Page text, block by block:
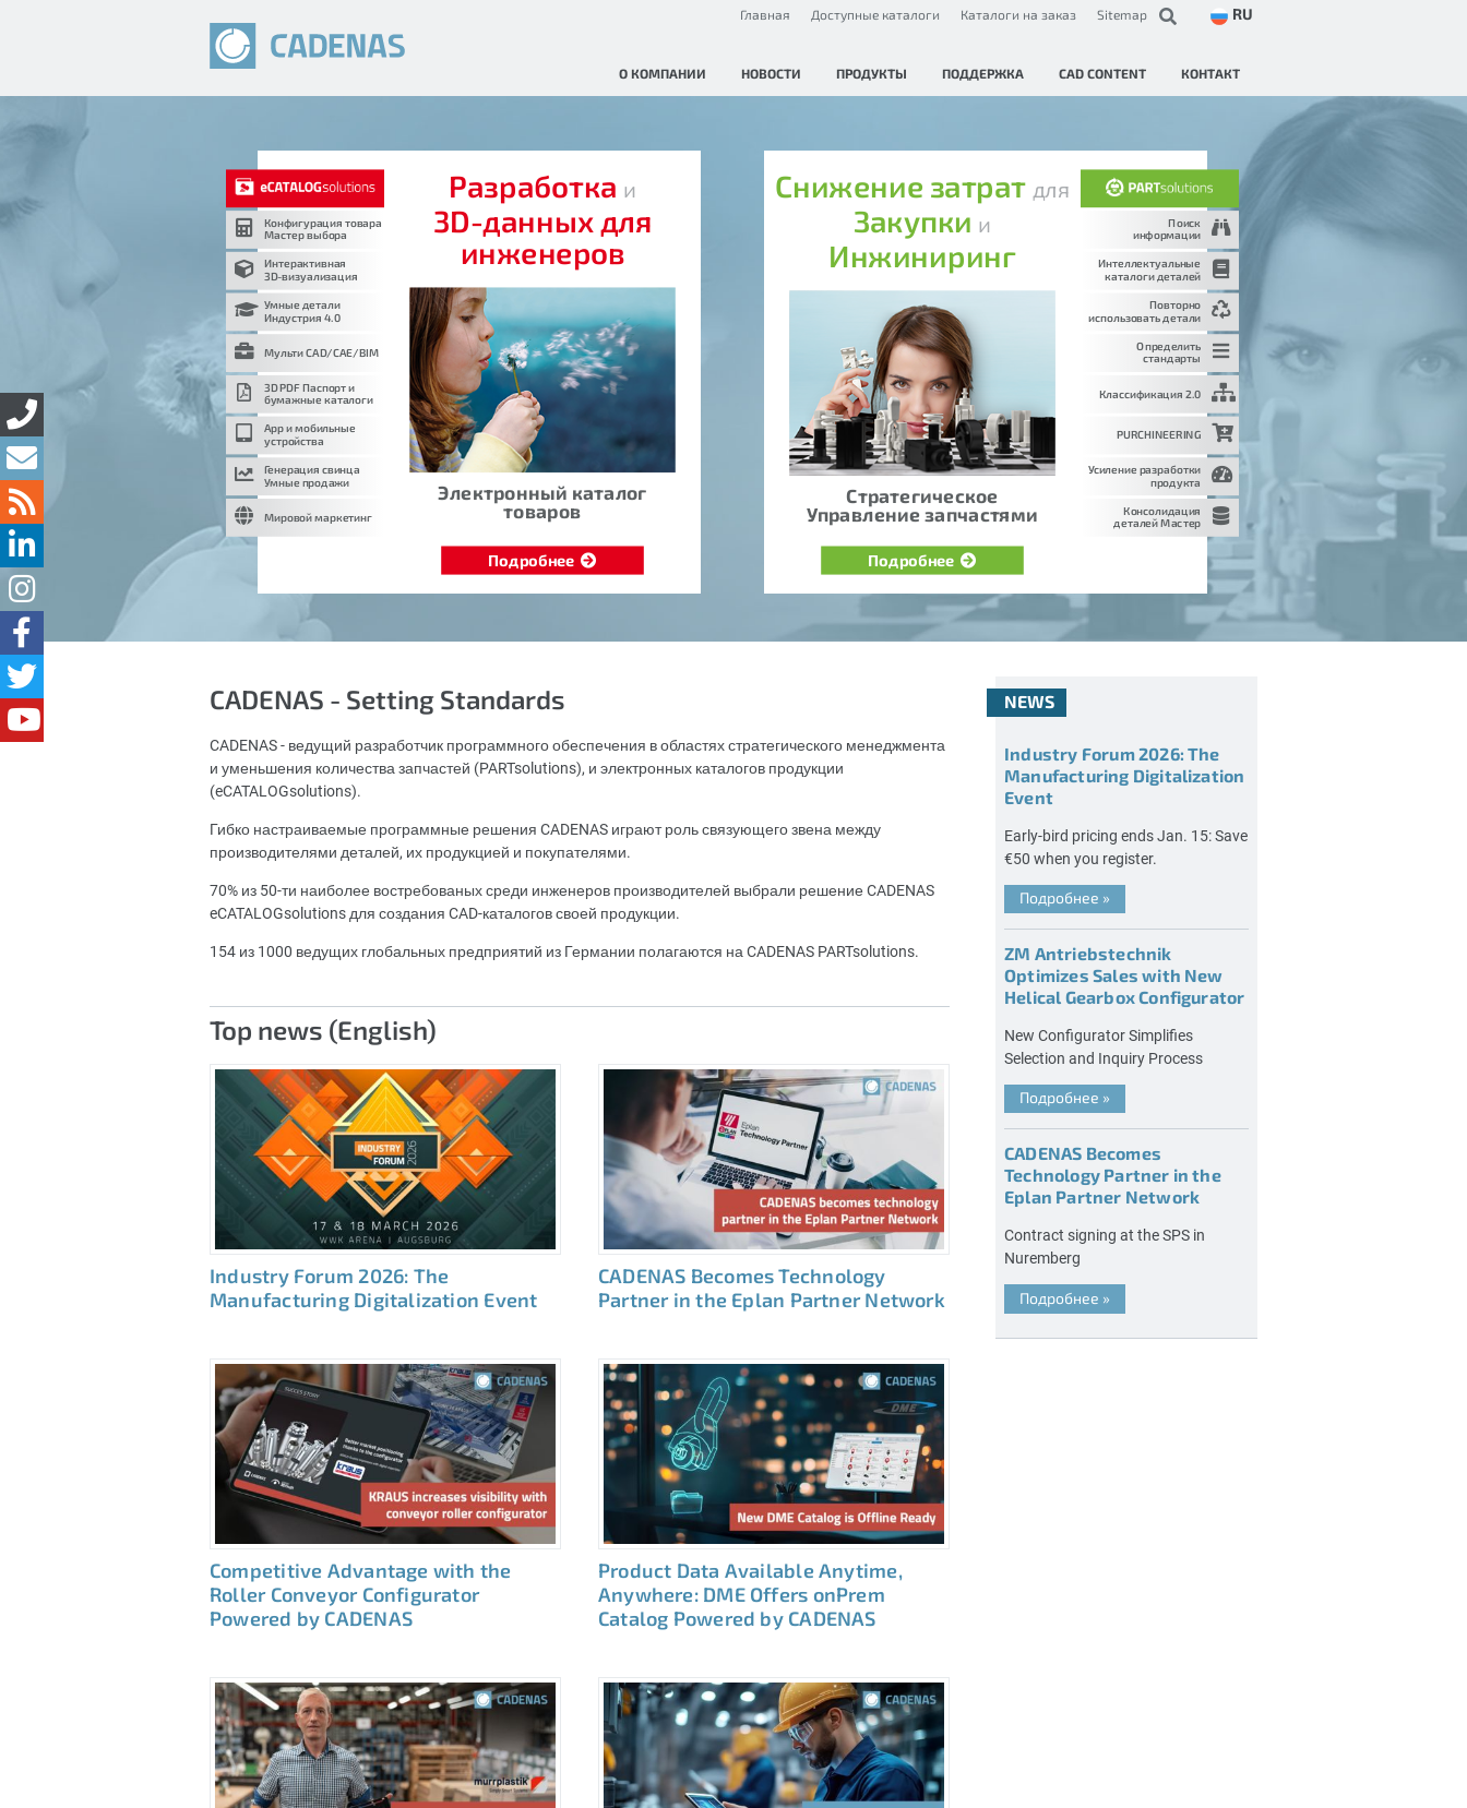
Главная Доступные каталоги Каталоги на заказ Sitemap RU
О КОМПАНИИ НОВОСТИ ПРОДУКТЫ ПОДДЕРЖКА CAD CONTENT КОНТАКТ
Конфигурация товара
Мастер выбора
Интерактивная
3D-визуализация
Умные детали
Индустрия 4.0
Мульти CAD/CAE/BIM
3D PDF Паспорт и
бумажные каталоги
App и мобильные
устройства
Генерация свинца
Умные продажи
Мировой маркетинг
Разработка и
3D-данных для
инженеров
Электронный каталог
товаров
Подробнее
Поиск
информации
Интеллектуальные
каталоги деталей
Повторно
использовать детали
Определить
стандарты
Классификация 2.0
PURCHINEERING
Усиление разработки
продукта
Консолидация
деталей Мастер
Снижение затрат для
Закупки и
Инжиниринг
Стратегическое
Управление запчастями
Подробнее
CADENAS - Setting Standards
CADENAS - ведущий разработчик программного обеспечения в областях стратегического менеджмента
и уменьшения количества запчастей (PARTsolutions), и электронных каталогов продукции
(eCATALOGsolutions).
Гибко настраиваемые программные решения CADENAS играют роль связующего звена между
производителями деталей, их продукцией и покупателями.
70% из 50-ти наиболее востребованых среди инженеров производителей выбрали решение CADENAS
eCATALOGsolutions для создания CAD-каталогов своей продукции.
154 из 1000 ведущих глобальных предприятий из Германии полагаются на CADENAS PARTsolutions.
Top news (English)
Industry Forum 2026: The
Manufacturing Digitalization Event
CADENAS Becomes Technology
Partner in the Eplan Partner Network
Competitive Advantage with the
Roller Conveyor Configurator
Powered by CADENAS
Product Data Available Anytime,
Anywhere: DME Offers onPrem
Catalog Powered by CADENAS
NEWS
Industry Forum 2026: The
Manufacturing Digitalization
Event
Early-bird pricing ends Jan. 15: Save
€50 when you register.
Подробнее »
ZM Antriebstechnik
Optimizes Sales with New
Helical Gearbox Configurator
New Configurator Simplifies
Selection and Inquiry Process
Подробнее »
CADENAS Becomes
Technology Partner in the
Eplan Partner Network
Contract signing at the SPS in
Nuremberg
Подробнее »